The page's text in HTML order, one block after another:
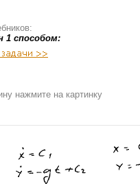
1 способом:
нажмите на картинку